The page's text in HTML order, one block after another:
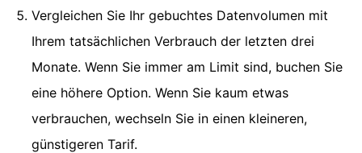
Vergleichen Sie Ihr gebuchtes Datenvolumen mit
Ihrem tatsächlichen Verbrauch der letzten drei
Monate. Wenn Sie immer am Limit sind, buchen Sie
eine höhere Option. Wenn Sie kaum etwas
verbrauchen, wechseln Sie in einen kleineren,
günstigeren Tarif.